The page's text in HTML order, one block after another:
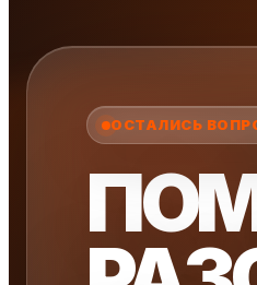
ОСТАЛИСЬ